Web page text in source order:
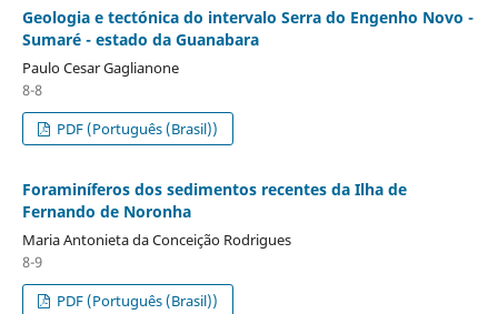
Geologia e tectónica do intervalo Serra do Engenho Novo -
Sumaré - estado da Guanabara
Paulo Cesar Gaglianone
8-8
PDF (Português (Brasil))
Foraminíferos dos sedimentos recentes da Ilha de
Fernando de Noronha
Maria Antonieta da Conceição Rodrigues
8-9
PDF (Português (Brasil))